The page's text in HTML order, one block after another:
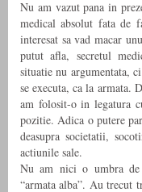
Nu am vazut pana in
medical absolut fata de
interesat sa vad macar
putut afla, secretul
situatie nu argumentata,
se executa, ca la armata.
am folosit-o in legatura
pozitie. Adica o putere
deasupra societatii,
actiunile sale.
Nu am nici o umbra de
“armata alba”. Au trecut